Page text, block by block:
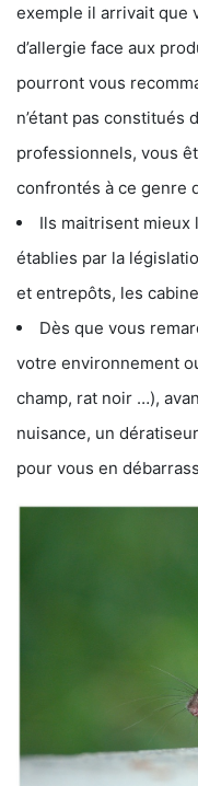
exemple il arrivait que
d’allergie face aux
pourront vous
n’étant pas constitués
professionnels, vous
confrontés à ce genre
Ils maitrisent mieux
établies par la
et entrepôts, les
Dès que vous
votre environnement
champ, rat noir …),
nuisance, un
pour vous en